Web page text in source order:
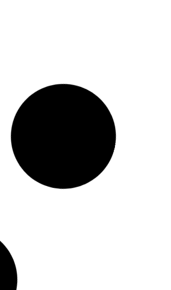
AUDI RS E-TRON GT R/C
MOTO CROSS ELETRICA 6V